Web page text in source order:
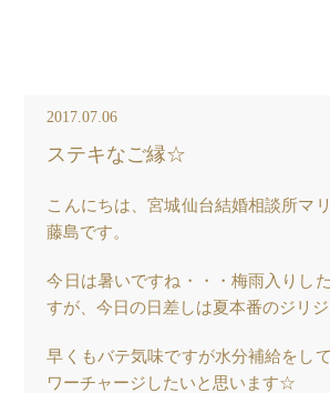
2017.07.06
ステキなご縁☆
こんにちは、宮城仙台結婚相談所マ
藤島です。
今日は暑いですね・・・梅雨入りし
すが、今日の日差しは夏本番のジリジ
早くもバテ気味ですが水分補給をし
ワーチャージしたいと思います☆